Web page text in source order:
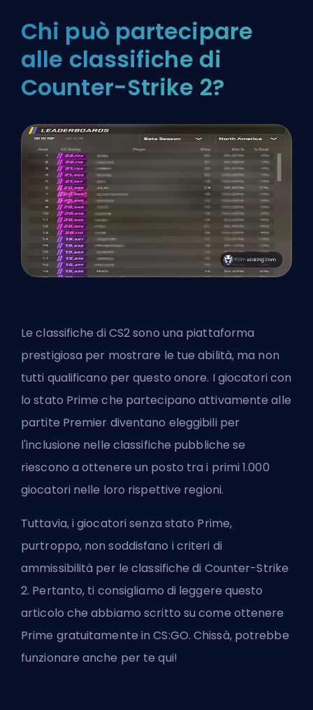
Chi può partecipare
alle classifiche di
Counter-Strike 2?
Le classifiche di CS2 sono una piattaforma
prestigiosa per mostrare le tue abilità, ma non
tutti qualificano per questo onore. I giocatori con
lo stato Prime che partecipano attivamente alle
partite Premier diventano eleggibili per
l'inclusione nelle classifiche pubbliche se
riescono a ottenere un posto tra i primi 1.000
giocatori nelle loro rispettive regioni.
Tuttavia, i giocatori senza stato Prime,
purtroppo, non soddisfano i criteri di
ammissibilità per le classifiche di Counter-Strike
2. Pertanto, ti consigliamo di leggere questo
articolo che abbiamo scritto sucome ottenere
Prime gratuitamente in CS:GO. Chissà, potrebbe
funzionare anche per te qui!